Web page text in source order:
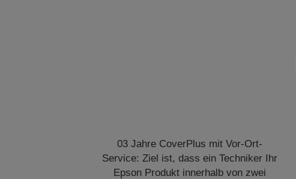
03 Jahre CoverPlus mit Vor-Ort-
Service: Ziel ist, dass ein Techniker Ihr
Epson Produkt innerhalb von zwei